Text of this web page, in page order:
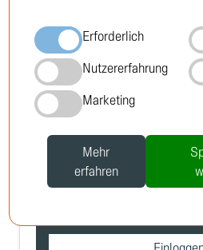
Gleitschiene,
TRUCKTEC no: 08.12.043
Um die Preise zu sehen,
anmelden oder Kunde
Erforderlich
Nutzererfahrung
Marketing
Mehr
erfahren